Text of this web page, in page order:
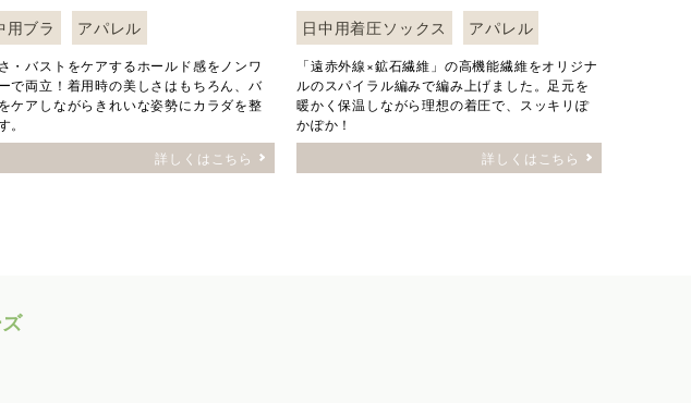
用ブラ アパレル
・バストをケアするホールド感をノンワ
で両立！着用時の美しさはもちろん、バ
ケアしながらきれいな姿勢にカラダを整
。
詳しくはこちら
日中用着圧ソックス アパレル
「遠赤外線×鉱石繊維」の高機能繊維をオリジナ
ルのスパイラル編みで編み上げました。足元を
暖かく保温しながら理想の着圧で、スッキリぽ
かぽか！
詳しくはこちら